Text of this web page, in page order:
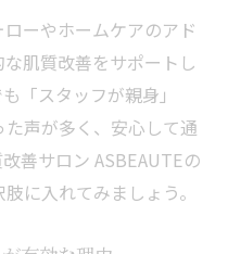
ーやホームケアのアド
肌質改善をサポートし
「スタッフが親身」
た声が多く、安心して通
善サロン ASBEAUTEの
に入れてみましょう。